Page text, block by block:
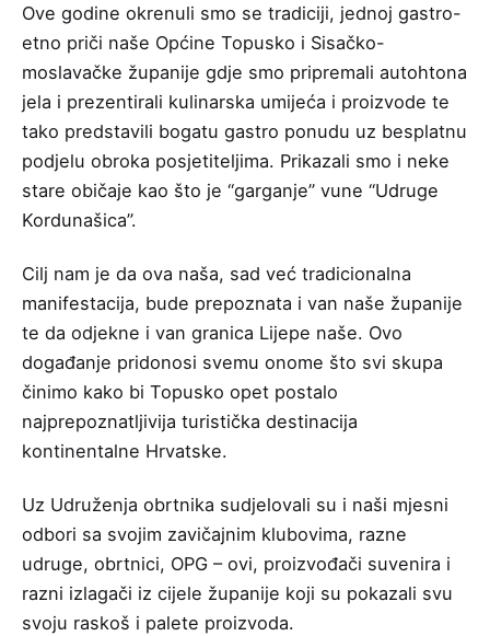
Ove godine okrenuli smo se tradiciji, jednoj gastro-
etno priči naše Općine Topusko i Sisačko-
moslavačke županije gdje smo pripremali autohtona
jela i prezentirali kulinarska umijeća i proizvode te
tako predstavili bogatu gastro ponudu uz besplatnu
podjelu obroka posjetiteljima. Prikazali smo i neke
stare običaje kao što je “garganje” vune “Udruge
Kordunašica”.
Cilj nam je da ova naša, sad već tradicionalna
manifestacija, bude prepoznata i van naše županije
te da odjekne i van granica Lijepe naše. Ovo
događanje pridonosi svemu onome što svi skupa
činimo kako bi Topusko opet postalo
najprepoznatljivija turistička destinacija
kontinentalne Hrvatske.
Uz Udruženja obrtnika sudjelovali su i naši mjesni
odbori sa svojim zavičajnim klubovima, razne
udruge, obrtnici, OPG – ovi, proizvođači suvenira i
razni izlagači iz cijele županije koji su pokazali svu
svoju raskoš i palete proizvoda.